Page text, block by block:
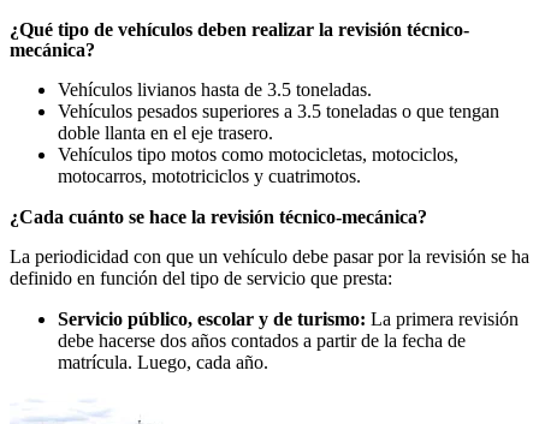
¿Qué tipo de vehículos deben realizar la revisión técnico-
mecánica?
Vehículos livianos hasta de 3.5 toneladas.
Vehículos pesados superiores a 3.5 toneladas o que tengan
doble llanta en el eje trasero.
Vehículos tipo motos como motocicletas, motociclos,
motocarros, mototriciclos y cuatrimotos.
¿Cada cuánto se hace la revisión técnico-mecánica?
La periodicidad con que un vehículo debe pasar por la revisión se ha
definido en función del tipo de servicio que presta:
Servicio público, escolar y de turismo: La primera revisión
debe hacerse dos años contados a partir de la fecha de
matrícula. Luego, cada año.